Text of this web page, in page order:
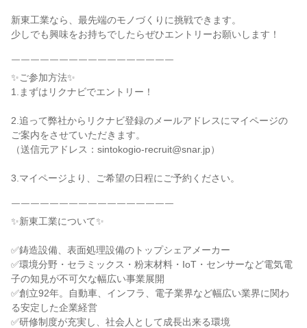
新東工業なら、最先端のモノづくりに挑戦できます。
少しでも興味をお持ちでしたらぜひエントリーお願いします！
￣￣￣￣￣￣￣￣￣￣￣￣￣￣￣￣￣
✨ご参加方法✨
1.まずはリクナビでエントリー！
2.追って弊社からリクナビ登録のメールアドレスにマイページの
ご案内をさせていただきます。
（送信元アドレス：sintokogio-recruit@snar.jp）
3.マイページより、ご希望の日程にご予約ください。
￣￣￣￣￣￣￣￣￣￣￣￣￣￣￣￣￣
✨新東工業について✨
✅鋳造設備、表面処理設備のトップシェアメーカー
✅環境分野・セラミックス・粉末材料・IoT・センサーなど電気電
子の知見が不可欠な幅広い事業展開
✅創立92年。自動車、インフラ、電子業界など幅広い業界に関わ
る安定した企業経営
✅研修制度が充実し、社会人として成長出来る環境